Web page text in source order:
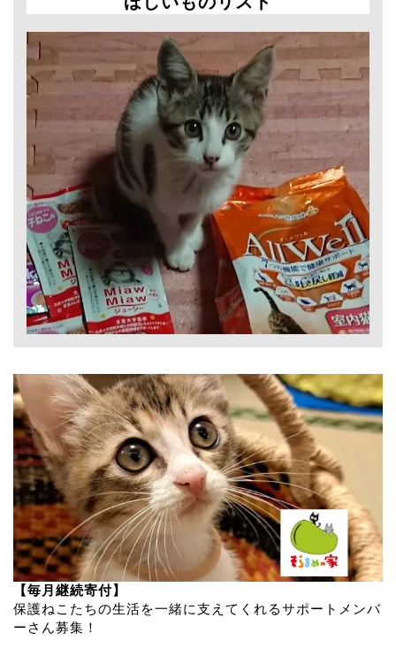
【毎月継続寄付】
保護ねこたちの生活を一緒に支えてくれるサポートメンバ
ーさん募集！